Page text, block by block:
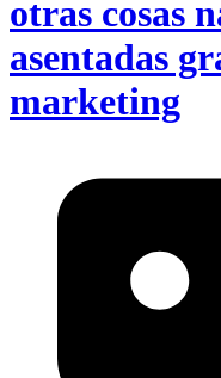
otras cosas
asentadas
marketing